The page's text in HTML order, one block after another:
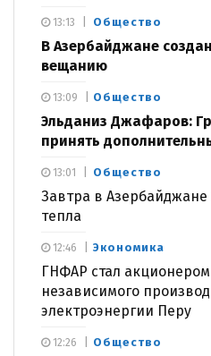
Общество
В Азербайджане
вещанию
13:13
Общество
Эльданиз Джафаров:
принять
13:09
Общество
Завтра в Азербайджане
тепла
13:01
Экономика
ГНФАР стал
независимого
электроэнергии Перу
12:46
Общество
12:26